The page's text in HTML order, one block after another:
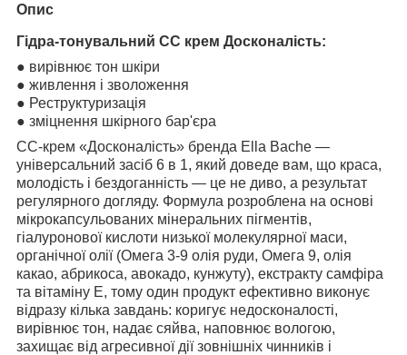
Опис
Гідра-тонувальний СС крем Досконалість:
● вирівнює тон шкіри
● живлення і зволоження
● Реструктуризація
● зміцнення шкірного бар'єра
СС-крем «Досконалість» бренда Ella Bache —
універсальний засіб 6 в 1, який доведе вам, що краса,
молодість і бездоганність — це не диво, а результат
регулярного догляду. Формула розроблена на основі
мікрокапсульованих мінеральних пігментів,
гіалуронової кислоти низької молекулярної маси,
органічної олії (Омега 3-9 олія руди, Омега 9, олія
какао, абрикоса, авокадо, кунжуту), екстракту самфіра
та вітаміну Е, тому один продукт ефективно виконує
відразу кілька завдань: коригує недосконалості,
вирівнює тон, надає сяйва, наповнює вологою,
захищає від агресивної дії зовнішніх чинників і